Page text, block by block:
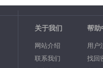
关于我们
网站介绍
联系我们
帮助
用户
找回